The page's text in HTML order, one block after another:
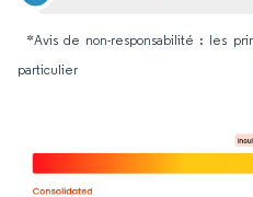
*Avis de non-responsabilité : les
particulier